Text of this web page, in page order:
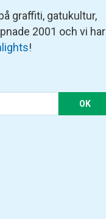
graffiti, gatukultur,
2001 och vi har
!
OK